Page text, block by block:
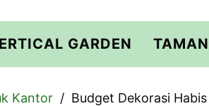
GARDEN TAMAN
Kantor Budget Dekorasi